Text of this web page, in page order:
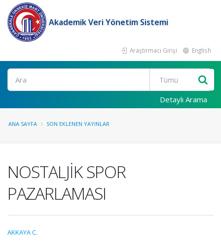
Akademik Veri Yönetim Sistemi
Araştırmacı Girişi English
Ara
Detaylı Arama
ANA SAYFA SON EKLENEN YAYINLAR
NOSTALJİK SPOR
PAZARLAMASI
AKKAYA C.